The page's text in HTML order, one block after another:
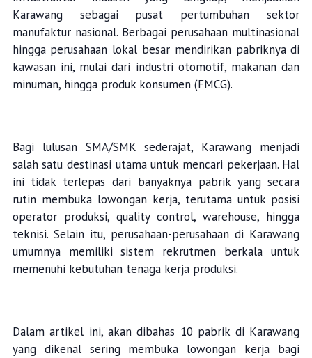
Karawang sebagai pusat pertumbuhan sektor
manufaktur nasional. Berbagai perusahaan multinasional
hingga perusahaan lokal besar mendirikan pabriknya di
kawasan ini, mulai dari industri otomotif, makanan dan
minuman, hingga produk konsumen (FMCG).
Bagi lulusan SMA/SMK sederajat, Karawang menjadi
salah satu destinasi utama untuk mencari pekerjaan. Hal
ini tidak terlepas dari banyaknya pabrik yang secara
rutin membuka lowongan kerja, terutama untuk posisi
operator produksi, quality control, warehouse, hingga
teknisi. Selain itu, perusahaan-perusahaan di Karawang
umumnya memiliki sistem rekrutmen berkala untuk
memenuhi kebutuhan tenaga kerja produksi.
Dalam artikel ini, akan dibahas 10 pabrik di Karawang
yang dikenal sering membuka lowongan kerja bagi